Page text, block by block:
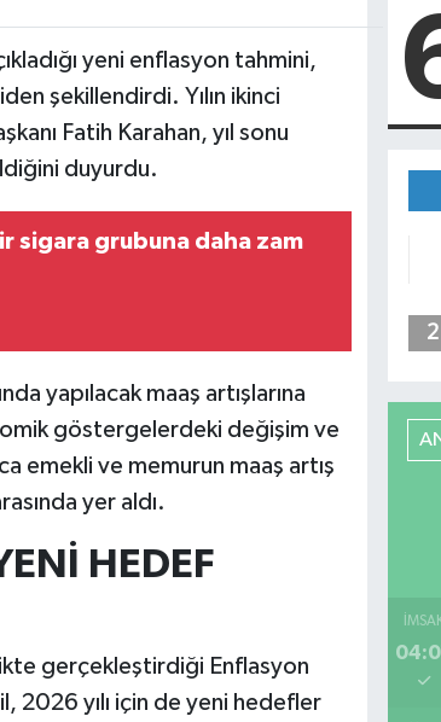
yeni enflasyon tahmini,
şekillendirdi. Yılın ikinci
Fatih Karahan, yıl sonu
duyurdu.
sigara grubuna daha zam
yapılacak maaş artışlarına
göstergelerdeki değişim ve
emekli ve memurun maaş artış
yer aldı.
HEDEF
gerçekleştirdiği Enflasyon
2026 yılı için de yeni hedefler